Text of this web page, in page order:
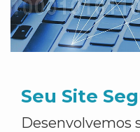
Seu Site
Desenvolvemos